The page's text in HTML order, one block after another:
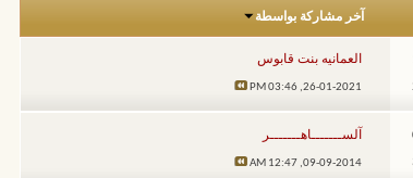
آخر مشاركة بواسطة
العمانيه بنت قابوس
26-01-2021,
03:46 PM
آلســـــــاهـــــــر
09-09-2014,
12:47 AM